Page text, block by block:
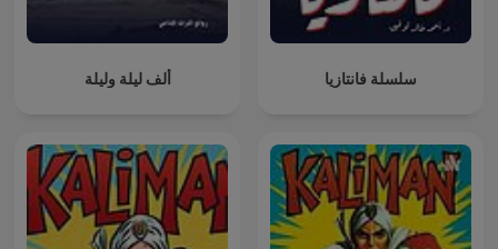
ألف ليلة وليلة سلسلة فانتازيا